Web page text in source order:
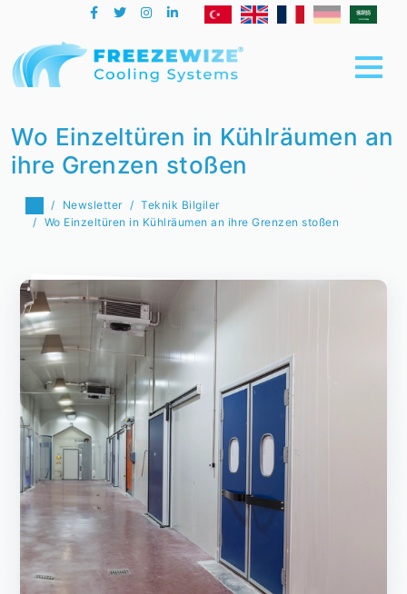
Wo Einzeltüren in Kühlräumen an
ihre Grenzen stoßen
Newsletter
Teknik Bilgiler
Wo Einzeltüren in Kühlräumen an ihre Grenzen stoßen